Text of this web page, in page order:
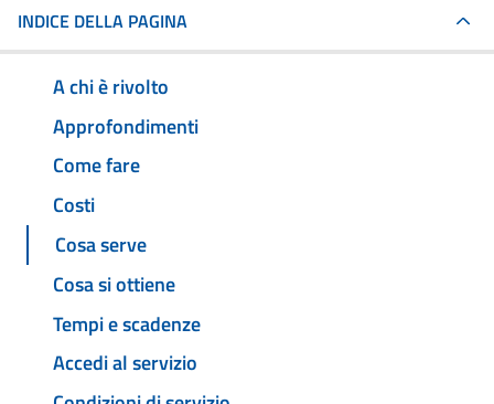
INDICE DELLA PAGINA
A chi è rivolto
Approfondimenti
Come fare
Costi
Cosa serve
Cosa si ottiene
Tempi e scadenze
Accedi al servizio